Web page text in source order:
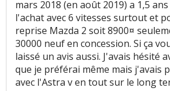
Eclairage:1aime
Fiabilité:14 aiment 8
Service après vente: 4aiment
mars 2018 (en août 2019) a 1,5
l'achat avec 6 vitesses surtout et
reprise Mazda 2 soit 8900¤
30000 neuf en concession. Si ça
laissé un avis aussi. J'avais hésité
que je préférai même mais j'avais
avec l'Astra v en tout sur le long